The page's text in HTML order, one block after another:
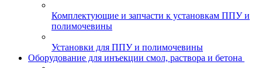
Комплектующие и запчасти к установкам ППУ и
полимочевины
Установки для ППУ и полимочевины
Оборудование для инъекции смол, раствора и бетона